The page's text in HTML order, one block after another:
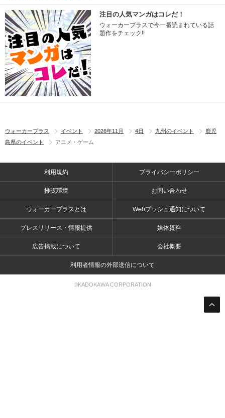
注目の人気マンガはコレだ！
ウォーカープラスで今一番読まれている話
題作をチェック!!
ウォーカープラス イベント 2026年11月 4日 九州のイベント
鹿児
島県のイベント
アニメ・ゲーム
利用規約 プライバシーポリシー
推奨環境 お問い合わせ
ウォーカープラスとは Webプッシュ通知について
プレスリリース・情報提供 媒体資料
広告掲載について 会社概要
利用者情報の外部送信について
©KADOKAWA CORPORATION